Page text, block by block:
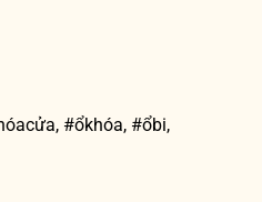
#ổkhóa, #ổbi,